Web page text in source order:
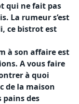
qui ne fait pas
La rumeur s’est
ce bistrot est
à son affaire est
A vous faire
à quoi
de la maison
pains des